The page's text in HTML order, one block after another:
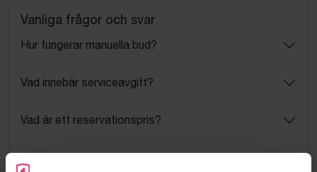
Vanliga frågor och svar
Hur fungerar manuella bud?
Vad innebär serviceavgift?
Vad är ett reservationspris?